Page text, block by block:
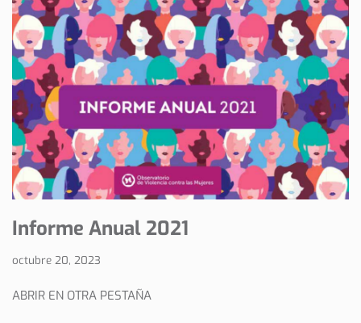
Informe Anual 2021
octubre 20, 2023
ABRIR EN OTRA PESTAÑA